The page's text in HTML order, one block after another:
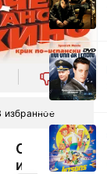
0
избранное
Очень
испанское